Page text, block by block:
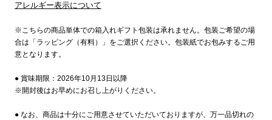
アレルギー表示について
※こちらの商品単体での箱入れギフト包装は承れません。包装ご希望の場
合は「ラッピング（有料）」をご選択ください。包装紙でお包みするご用
意となります。
● 賞味期限：2026年10月13日以降
※開封後はお早めにお召し上がりください。
● なお、商品は十分にご用意させていただいておりますが、万一品切れの